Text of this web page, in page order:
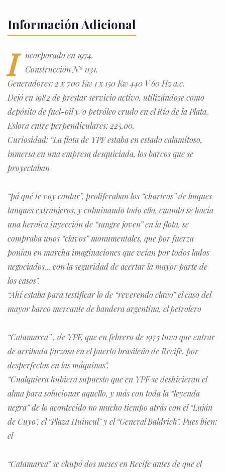
Información Adicional
I
ncorporado en 1974.
Construcción Nº 1131.
Generadores: 2 x 700 Kw 1 x 150 Kw 440 V 60 Hz a.c.
Dejó en 1982 de prestar servicio activo, utilizándose como
depósito de fuel-oil y/o petróleo crudo en el Río de la Plata.
Eslora entre perpendiculares: 225,00.
Curiosidad: “La flota de YPF estaba en estado calamitoso,
inmersa en una empresa desquiciada, los barcos que se
proyectaban
“pá qué te voy contar”, proliferaban los “charteos” de buques
tanques extranjeros, y culminando todo ello, cuando se hacía
una heroica inyección de “sangre joven” en la flota, se
compraba unos “clavos” monumentales, que por fuerza
ponían en marcha imaginaciones que veían por todos lados
negociados... con la seguridad de acertar la mayor parte de
los casos".
“Ahí estaba para testificar lo de “reverendo clavo” el caso del
mayor barco mercante de bandera argentina, el petrolero
“Catamarca” , de YPF, que en febrero de 1975 tuvo que entrar
de arribada forzosa en el puerto brasileño de Recife, por
desperfectos en las máquinas".
“Cualquiera hubiera supuesto que en YPF se deshicieran el
alma para solucionar aquello, y más con toda la “leyenda
negra” de lo acontecido no mucho tiempo atrás con el “Luján
de Cuyo", el “Plaza Huincul" y el “General Baldrich". Pues bien:
el
“Catamarca" se chupó dos meses en Recife antes de que el